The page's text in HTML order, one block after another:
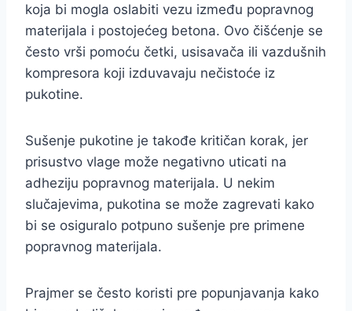
koja bi mogla oslabiti vezu između popravnog
materijala i postojećeg betona. Ovo čišćenje se
često vrši pomoću četki, usisavača ili vazdušnih
kompresora koji izduvavaju nečistoće iz
pukotine.
Sušenje pukotine je takođe kritičan korak, jer
prisustvo vlage može negativno uticati na
adheziju popravnog materijala. U nekim
slučajevima, pukotina se može zagrevati kako
bi se osiguralo potpuno sušenje pre primene
popravnog materijala.
Prajmer se često koristi pre popunjavanja kako